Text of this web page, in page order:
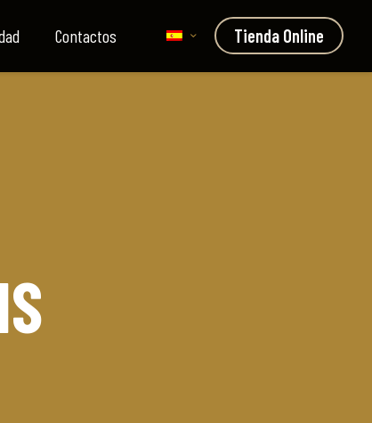
Contactos Tienda Online